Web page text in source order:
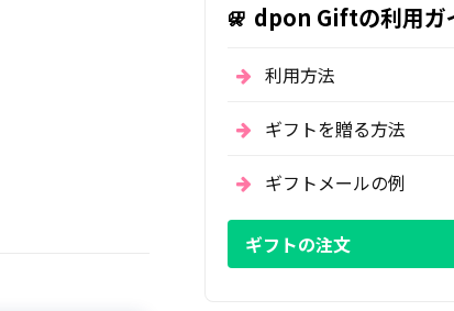
dpon Giftの利用ガ
利用方法
ギフトを贈る方法
ギフトメールの例
ギフトの注文